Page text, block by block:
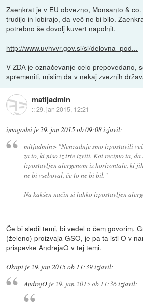
Zaenkrat je v EU obvezno, Monsanto &
trudijo in lobirajo, da več ne bi bilo.
potrebno še dovolj kuvert napolnit.
http://www.uvhvvr.gov.si/si/delovna_pod...
V ZDA je označevanje celo prepovedano,
spremeniti, mislim da v nekaj zveznih
matijadmin
::29. jan 2015, 12:21
imagodei je29. jan 2015 ob 09:08izjavil:
mitjadmin> "Nenzadnje smo izpostavili
za to, ki niso iz trte izviti. Kot recimo ta,
izpostavljen alergenom iz horizontale, ki
ne bi vseboval, če to ne bi bil."
Na kakšen način si lahko izpostavljen
Če bi sledil temi, bi vedel o čem govorim.
(želeno) proizvaja GSO, je pa ta isti O v
prispevke AndrejaO v tej temi.
Okapi je29. jan 2015 ob 11:39izjavil:
AndrejOje29. jan 2015 ob 11:36izjavil: